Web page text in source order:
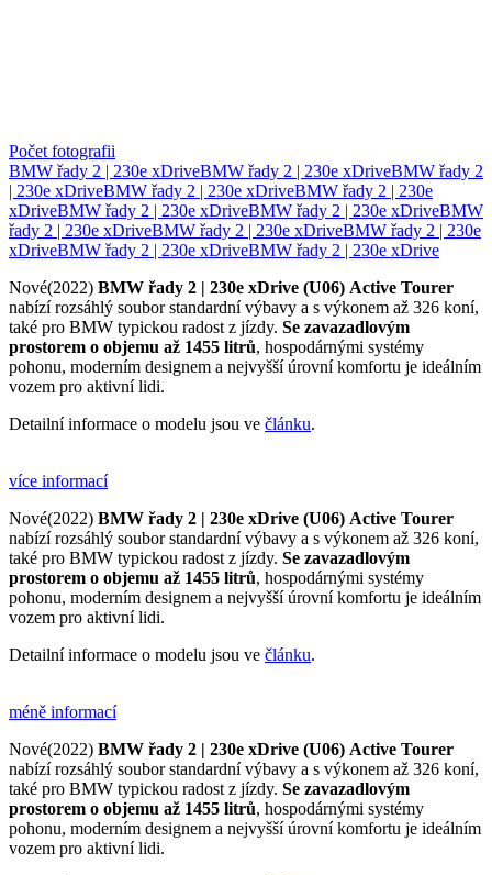
Počet fotografii
BMW řady 2 | 230e xDriveBMW řady 2 | 230e xDriveBMW řady 2
| 230e xDriveBMW řady 2 | 230e xDriveBMW řady 2 | 230e
xDriveBMW řady 2 | 230e xDriveBMW řady 2 | 230e xDriveBMW
řady 2 | 230e xDriveBMW řady 2 | 230e xDriveBMW řady 2 | 230e
xDriveBMW řady 2 | 230e xDriveBMW řady 2 | 230e xDrive
Nové(2022) BMW řady 2 | 230e xDrive (U06) Active Tourer
nabízí rozsáhlý soubor standardní výbavy a s výkonem až 326 koní,
také pro BMW typickou radost z jízdy. Se zavazadlovým
prostorem o objemu až 1455 litrů, hospodárnými systémy
pohonu, moderním designem a nejvyšší úrovní komfortu je ideálním
vozem pro aktivní lidi.
Detailní informace o modelu jsou ve článku.
více informací
Nové(2022) BMW řady 2 | 230e xDrive (U06) Active Tourer
nabízí rozsáhlý soubor standardní výbavy a s výkonem až 326 koní,
také pro BMW typickou radost z jízdy. Se zavazadlovým
prostorem o objemu až 1455 litrů, hospodárnými systémy
pohonu, moderním designem a nejvyšší úrovní komfortu je ideálním
vozem pro aktivní lidi.
Detailní informace o modelu jsou ve článku.
méně informací
Nové(2022) BMW řady 2 | 230e xDrive (U06) Active Tourer
nabízí rozsáhlý soubor standardní výbavy a s výkonem až 326 koní,
také pro BMW typickou radost z jízdy. Se zavazadlovým
prostorem o objemu až 1455 litrů, hospodárnými systémy
pohonu, moderním designem a nejvyšší úrovní komfortu je ideálním
vozem pro aktivní lidi.